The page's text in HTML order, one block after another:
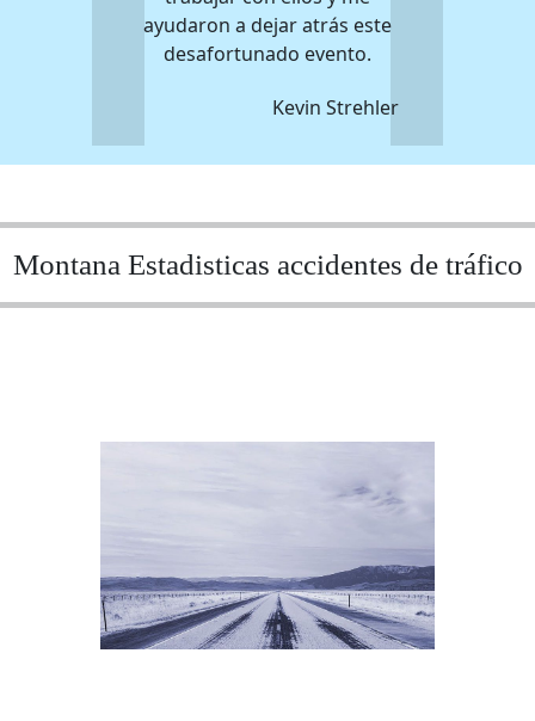
ayudaron a dejar atrás este
desafortunado evento.
Kevin Strehler
Montana Estadisticas accidentes de tráfico